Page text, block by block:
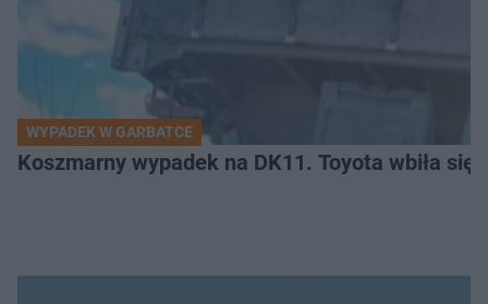
WYPADEK W GARBATCE
Koszmarny wypadek na DK11. Toyota wbiła się